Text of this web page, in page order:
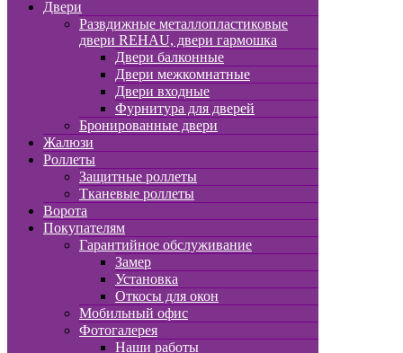
Двери
Развдижные металлопластиковые
двери REHAU, двери гармошка
Двери балконные
Двери межкомнатные
Двери входные
Фурнитура для дверей
Бронированные двери
Жалюзи
Роллеты
Защитные роллеты
Тканевые роллеты
Ворота
Покупателям
Гарантийное обслуживание
Замер
Установка
Откосы для окон
Мобильный офис
Фотогалерея
Наши работы